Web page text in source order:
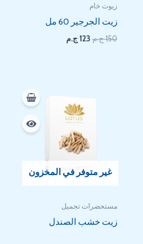
زيوت خام
زيت الجرجير 60 مل
150ج.م 123 ج.م
غير متوفر في المخزون
مستحضرات تجميل
زيت خشب الصندل